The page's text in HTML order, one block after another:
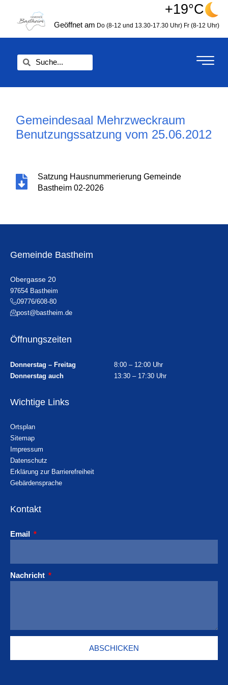
springen
+19°C
Geöffnet am Do (8-12 und 13.30-17.30 Uhr) Fr (8-12 Uhr)
Gemeindesaal Mehrzweckraum
Benutzungssatzung vom 25.06.2012
Satzung Hausnummerierung Gemeinde
Bastheim 02-2026
Gemeinde Bastheim
Obergasse 20
97654 Bastheim
09776/608-80
post@bastheim.de
Öffnungszeiten
Donnerstag – Freitag
8:00 – 12:00 Uhr
Donnerstag auch
13:30 – 17:30 Uhr
Wichtige Links
Ortsplan
Sitemap
Impressum
Datenschutz
Erklärung zur Barrierefreiheit
Gebärdensprache
Kontakt
Email
Nachricht
ABSCHICKEN